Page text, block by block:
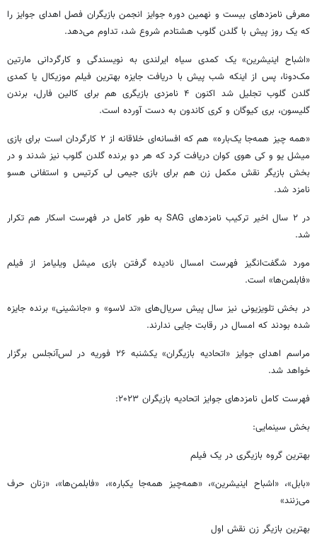
معرفی نامزدهای بیست و نهمین دوره جوایز انجمن بازیگران فصل اهدای جوایز را
که یک روز پیش با گلدن گلوب هشتادم شروع شد، تداوم می‌دهد.
«اشباح اینیشرین» یک کمدی سیاه ایرلندی به نویسندگی و کارگردانی مارتین
مک‌دونا، پس از اینکه شب پیش با دریافت جایزه بهترین فیلم موزیکال یا کمدی
گلدن گلوب تجلیل شد اکنون ۴ نامزدی بازیگری هم برای کالین فارل، برندن
گلیسون، بری کیوگان و کری کاندون به دست آورده است.
«همه چیز همه‌جا یک‌باره» هم که افسانه‌ای خلاقانه از ۲ کارگردان است برای بازی
میشل یو و کی هوی کوان دریافت کرد که هر دو برنده گلدن گلوب نیز شدند و در
بخش بازیگر نقش مکمل زن هم برای بازی جیمی لی کرتیس و استفانی هسو
نامزد شد.
در ۲ سال اخیر ترکیب نامزدهای SAG به طور کامل در فهرست اسکار هم تکرار
شد.
مورد شگفت‌انگیز فهرست امسال نادیده گرفتن بازی میشل ویلیامز از فیلم
«فابلمن‌ها» است.
در بخش تلویزیونی نیز سال پیش سریال‌های «تد لاسو» و «جانشینی» برنده جایزه
شده بودند که امسال در رقابت جایی ندارند.
مراسم اهدای جوایز «اتحادیه بازیگران» یکشنبه ۲۶ فوریه در لس‌آنجلس برگزار
خواهد شد.
فهرست کامل نامزدهای جوایز اتحادیه بازیگران ۲۰۲۳:
بخش سینمایی:
بهترین گروه بازیگری در یک فیلم
«بابل»، «اشباح اینیشرین»، «همه‌چیز همه‌جا یکباره»، «فابلمن‌ها»، «زنان حرف
می‌زنند»
بهترین بازیگر زن نقش اول